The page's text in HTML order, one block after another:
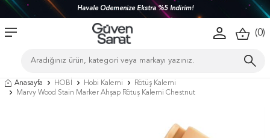
Havale Ödemenize Ekstra %5 İndirim!
(0)
Anasayfa HOBİ Hobi Kalemi
Rötüş Kalemi
Marvy Wood Stain Marker Ahşap Rötuş Kalemi Chestnut